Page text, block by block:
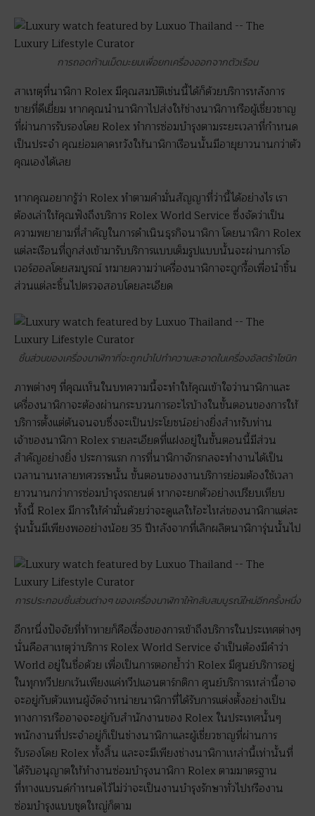
การถอดก้านเม็ดมะยมเพื่อยกเครื่องออกจากตัวเรือน
สาเหตุที่นาฬิกา Rolex มีคุณสมบัติเช่นนี้ได้ก็ด้วยบริการหลังการ
ขายที่ดีเยี่ยม หากคุณนำนาฬิกาไปส่งให้ช่างนาฬิกาหรือผู้เชี่ยวชาญ
ที่ผ่านการรับรองโดย Rolex ทำการซ่อมบำรุงตามระยะเวลาที่กำหนด
เป็นประจำ คุณย่อมคาดหวังให้นาฬิกาเรือนนั้นมีอายุยาวนานกว่าตัว
คุณเองได้เลย
หากคุณอยากรู้ว่า Rolex ทำตามคำมั่นสัญญาที่ว่านี้ได้อย่างไร เรา
ต้องเล่าให้คุณฟังถึงบริการ Rolex World Service ซึ่งจัดว่าเป็น
ความพยายามที่สำคัญในการดำเนินธุรกิจนาฬิกา โดยนาฬิกา Rolex
แต่ละเรือนที่ถูกส่งเข้ามารับบริการแบบเต็มรูปแบบนั้นจะผ่านการโอ
เวอร์ฮอลโดยสมบูรณ์ หมายความว่าเครื่องนาฬิกาจะถูกรื้อเพื่อนำชิ้น
ส่วนแต่ละชิ้นไปตรวจสอบโดยละเอียด
ชิ้นส่วนของเครื่องนาฬิกาที่จะถูกนำไปทำความสะอาดในเครื่องอัลตร้าโซนิก
ภาพต่างๆ ที่คุณเห็นในบทความนี้จะทำให้คุณเข้าใจว่านาฬิกาและ
เครื่องนาฬิกาจะต้องผ่านกระบวนการอะไรบ้างในขั้นตอนของการให้
บริการตั้งแต่ต้นจนจบซึ่งจะเป็นประโยชน์อย่างยิ่งสำหรับท่าน
เจ้าของนาฬิกา Rolex รายละเอียดที่แฝงอยู่ในขั้นตอนนี้มีส่วน
สำคัญอย่างยิ่ง ประการแรก การที่นาฬิกาจักรกลจะทำงานได้เป็น
เวลานานหลายทศวรรษนั้น ขั้นตอนของงานบริการย่อมต้องใช้เวลา
ยาวนานกว่าการซ่อมบำรุงรถยนต์ หากจะยกตัวอย่างเปรียบเทียบ
ทั้งนี้ Rolex มีการให้คำมั่นด้วยว่าจะดูแลให้อะไหล่ของนาฬิกาแต่ละ
รุ่นนั้นมีเพียงพออย่างน้อย 35 ปีหลังจากที่เลิกผลิตนาฬิการุ่นนั้นไป
การประกอบชิ้นส่วนต่างๆ ของเครื่องนาฬิกาให้กลับสมบูรณ์ใหม่อีกครั้งหนึ่ง
อีกหนึ่งปัจจัยที่ท้าทายก็คือเรื่องของการเข้าถึงบริการในประเทศต่างๆ
นั่นคือสาเหตุว่าบริการ Rolex World Service จำเป็นต้องมีคำว่า
World อยู่ในชื่อด้วย เพื่อเป็นการตอกย้ำว่า Rolex มีศูนย์บริการอยู่
ในทุกทวีปยกเว้นเพียงแค่ทวีปแอนตาร์กติกา ศูนย์บริการเหล่านี้อาจ
จะอยู่กับตัวแทนผู้จัดจำหน่ายนาฬิกาที่ได้รับการแต่งตั้งอย่างเป็น
ทางการหรืออาจจะอยู่กับสำนักงานของ Rolex ในประเทศนั้นๆ
พนักงานที่ประจำอยู่ก็เป็นช่างนาฬิกาและผู้เชี่ยวชาญที่ผ่านการ
รับรองโดย Rolex ทั้งสิ้น และจะมีเพียงช่างนาฬิกาเหล่านี้เท่านั้นที่
ได้รับอนุญาตให้ทำงานซ่อมบำรุงนาฬิกา Rolex ตามมาตรฐาน
ที่ทางแบรนด์กำหนดไว้ไม่ว่าจะเป็นงานบำรุงรักษาทั่วไปหรืองาน
ซ่อมบำรุงแบบชุดใหญ่ก็ตาม